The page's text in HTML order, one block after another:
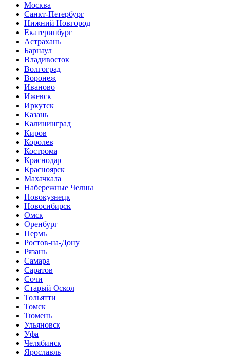
Москва
Санкт-Петербург
Нижний Новгород
Екатеринбург
Астрахань
Барнаул
Владивосток
Волгоград
Воронеж
Иваново
Ижевск
Иркутск
Казань
Калининград
Киров
Королев
Кострома
Краснодар
Красноярск
Махачкала
Набережные Челны
Новокузнецк
Новосибирск
Омск
Оренбург
Пермь
Ростов-на-Дону
Рязань
Самара
Саратов
Сочи
Старый Оскол
Тольятти
Томск
Тюмень
Ульяновск
Уфа
Челябинск
Ярославль